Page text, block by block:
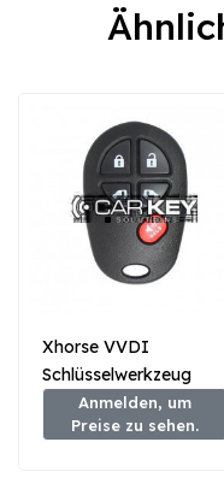
Xhorse VVDI
Schlüsselwerkzeug
VVDI2
Kabelfernschlüssel 5
Anmelden, um
Preise zu sehen.